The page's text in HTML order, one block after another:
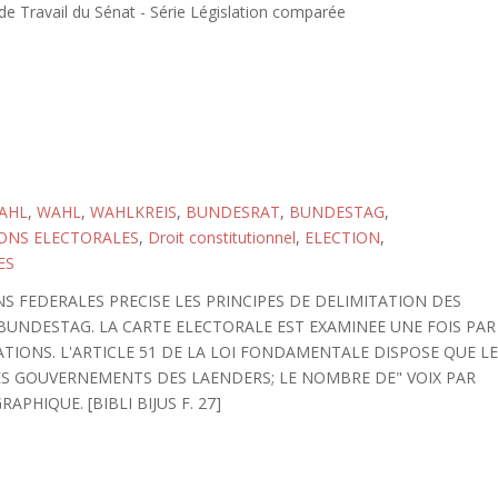
Travail du Sénat - Série Législation comparée
, WAHL, WAHLKREIS, BUNDESRAT, BUNDESTAG,
ELECTORALES, Droit constitutionnel, ELECTION,
FEDERALES PRECISE LES PRINCIPES DE DELIMITATION DES
LA CARTE ELECTORALE EST EXAMINEE UNE FOIS PAR
L'ARTICLE 51 DE LA LOI FONDAMENTALE DISPOSE QUE LE
GOUVERNEMENTS DES LAENDERS; LE NOMBRE DE" VOIX PAR
[BIBLI BIJUS F. 27]